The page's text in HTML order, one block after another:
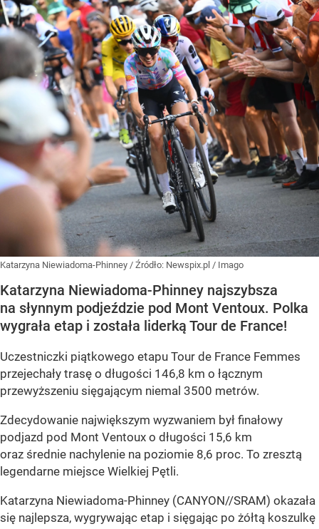
Katarzyna Niewiadoma-Phinney / Źródło: Newspix.pl / Imago
Katarzyna Niewiadoma-Phinney najszybsza
na słynnym podjeździe pod Mont Ventoux. Polka
wygrała etap i została liderką Tour de France!
Uczestniczki piątkowego etapu Tour de France Femmes
przejechały trasę o długości 146,8 km o łącznym
przewyższeniu sięgającym niemal 3500 metrów.
Zdecydowanie największym wyzwaniem był finałowy
podjazd pod Mont Ventoux o długości 15,6 km
oraz średnie nachylenie na poziomie 8,6 proc. To zresztą
legendarne miejsce Wielkiej Pętli.
Katarzyna Niewiadoma-Phinney (CANYON//SRAM) okazała
się najlepsza, wygrywając etap i sięgając po żółtą koszulkę